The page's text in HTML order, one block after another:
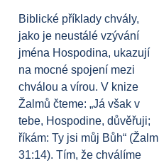
Biblické příklady chvály,
jako je neustálé vzývání
jména Hospodina, ukazují
na mocné spojení mezi
chválou a vírou. V knize
Žalmů čteme: „Já však v
tebe, Hospodine, důvěřuji;
říkám: Ty jsi můj Bůh“ (Žalm
31:14). Tím, že chválíme